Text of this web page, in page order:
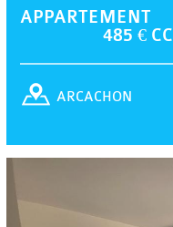
APPARTEMENT
485 € CC
ARCACHON